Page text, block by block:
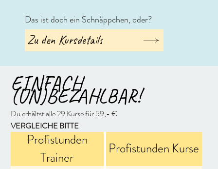
Das ist doch ein Schnäppchen, oder?
Zu den Kursdetails
EINFACH
(UN)BEZAHLBAR!
Du erhältst alle 29 Kurse für 59,- €
VERGLEICHE BITTE
Profistunden
Trainer
Profistunden Kurse